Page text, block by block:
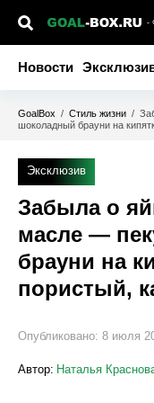
-
Новости
GoalBox / Стиль жизни /
шоколадный брауни на
Эксклюзив
Забыла о
масле —
брауни на
пористый,
Опубликовано: 8 июля
Автор: Наталья